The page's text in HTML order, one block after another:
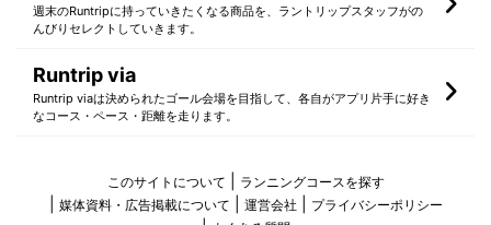
週末のRuntripに持っていきたくなる商品を、ラントリップスタッフがの
んびりセレクトしていきます。
Runtrip via
Runtrip viaは決められたゴール会場を目指して、各自がアプリ片手に好き
なコース・ペース・距離を走ります。
このサイトについて
ランニングコースを探す
媒体資料・広告掲載について
運営会社
プライバシーポリシー